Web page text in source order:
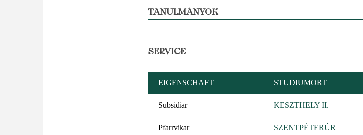
TANULMÁNYOK
SERVICE
EIGENSCHAFT STUDIUMORT
Subsidiar KESZTHELY II.
Pfarrvikar SZENTPÉTERÚR